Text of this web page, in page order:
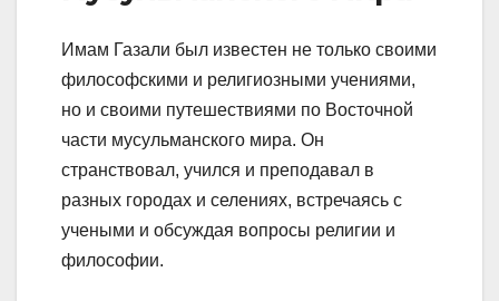
Имам Газали был известен не только своими
философскими и религиозными учениями,
но и своими путешествиями по Восточной
части мусульманского мира. Он
странствовал, учился и преподавал в
разных городах и селениях, встречаясь с
учеными и обсуждая вопросы религии и
философии.